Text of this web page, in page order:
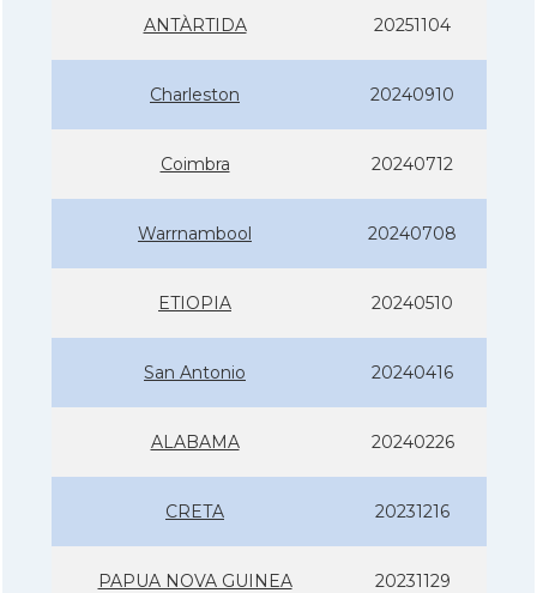
ANTÀRTIDA 20251104
Charleston 20240910
Coimbra 20240712
Warrnambool 20240708
ETIOPIA 20240510
San Antonio 20240416
ALABAMA 20240226
CRETA 20231216
PAPUA NOVA GUINEA 20231129